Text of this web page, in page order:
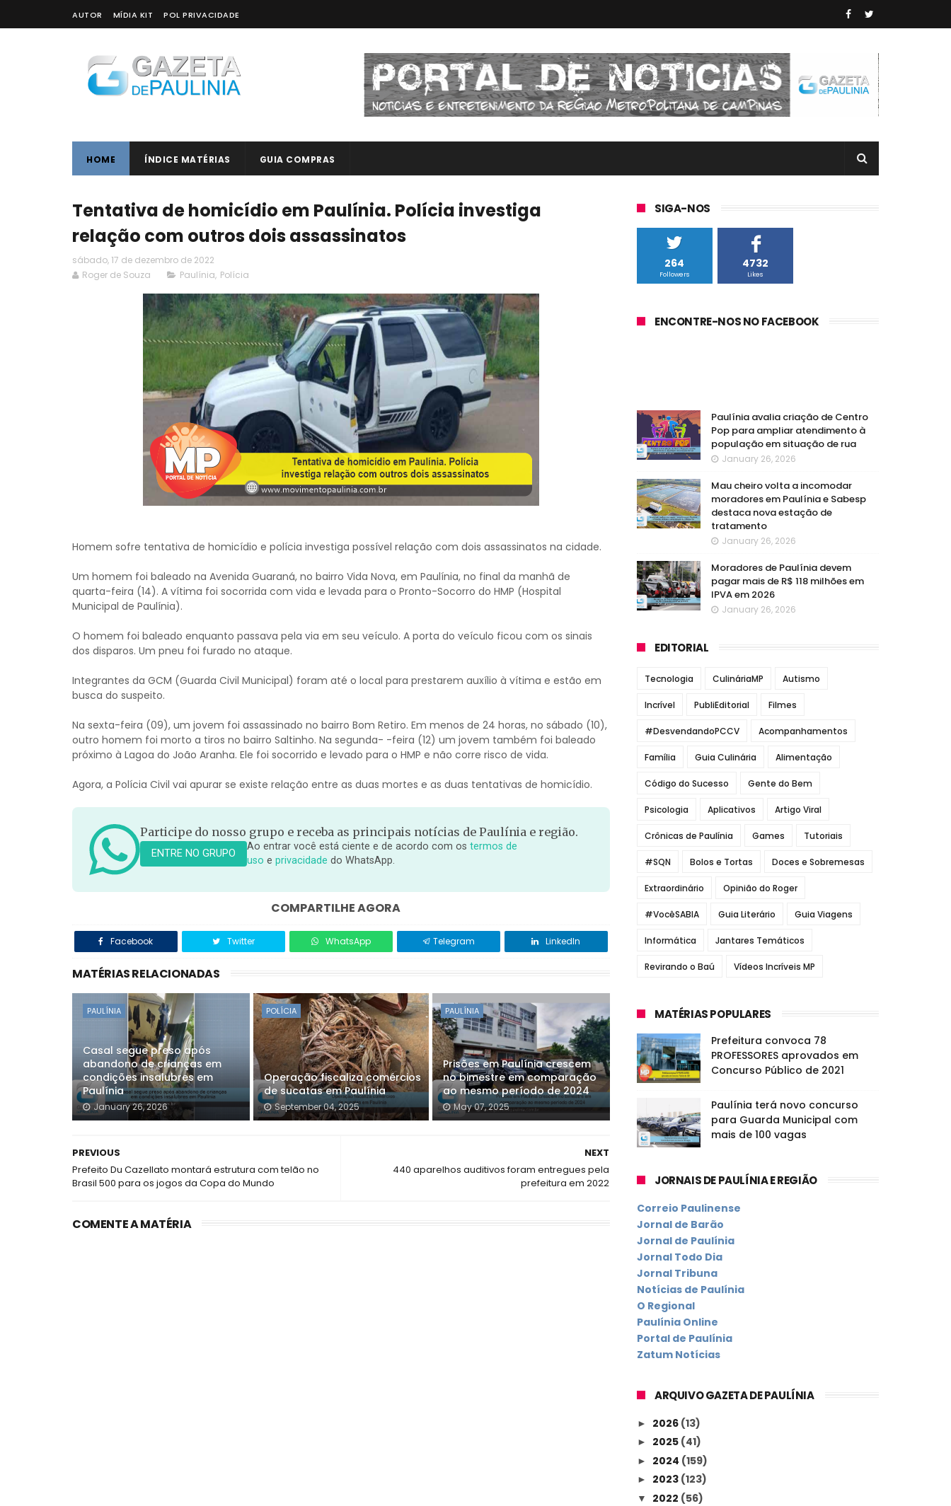
AUTOR MÍDIA KIT POL PRIVACIDADE
HOME ÍNDICE MATÉRIAS GUIA COMPRAS
Tentativa de homicídio em Paulínia. Polícia investiga
relação com outros dois assassinatos
sábado, 17 de dezembro de 2022
Roger de Souza
Paulínia, Polícia
Homem sofre tentativa de homicídio e polícia investiga possível relação com dois assassinatos na cidade.
Um homem foi baleado na Avenida Guaraná, no bairro Vida Nova, em Paulínia, no final da manhã de
quarta-feira (14). A vítima foi socorrida com vida e levada para o Pronto-Socorro do HMP (Hospital
Municipal de Paulínia).
O homem foi baleado enquanto passava pela via em seu veículo. A porta do veículo ficou com os sinais
dos disparos. Um pneu foi furado no ataque.
Integrantes da GCM (Guarda Civil Municipal) foram até o local para prestarem auxílio à vítima e estão em
busca do suspeito.
Na sexta-feira (09), um jovem foi assassinado no bairro Bom Retiro. Em menos de 24 horas, no sábado (10),
outro homem foi morto a tiros no bairro Saltinho. Na segunda- -feira (12) um jovem também foi baleado
próximo à Lagoa do João Aranha. Ele foi socorrido e levado para o HMP e não corre risco de vida.
Agora, a Polícia Civil vai apurar se existe relação entre as duas mortes e as duas tentativas de homicídio.
Participe do nosso grupo e receba as principais notícias de Paulínia e região.
ENTRE NO GRUPO
Ao entrar você está ciente e de acordo com os termos de
uso e privacidade do WhatsApp.
COMPARTILHE AGORA
Facebook Twitter WhatsApp Telegram LinkedIn
MATÉRIAS RELACIONADAS
PAULÍNIA
Casal segue preso após
abandono de crianças em
condições insalubres em
Paulínia
January 26, 2026
POLÍCIA
Operação fiscaliza comércios
de sucatas em Paulínia
September 04, 2025
PAULÍNIA
Prisões em Paulínia crescem
no bimestre em comparação
ao mesmo período de 2024
May 07, 2025
NEXT
440 aparelhos auditivos foram entregues pela
prefeitura em 2022
PREVIOUS
Prefeito Du Cazellato montará estrutura com telão no
Brasil 500 para os jogos da Copa do Mundo
COMENTE A MATÉRIA
SIGA-NOS
264
Followers
4732
Likes
ENCONTRE-NOS NO FACEBOOK
Paulínia avalia criação de Centro
Pop para ampliar atendimento à
população em situação de rua
January 26, 2026
Mau cheiro volta a incomodar
moradores em Paulínia e Sabesp
destaca nova estação de
tratamento
January 26, 2026
Moradores de Paulínia devem
pagar mais de R$ 118 milhões em
IPVA em 2026
January 26, 2026
EDITORIAL
Tecnologia CulináriaMP Autismo
Incrível PubliEditorial Filmes
#DesvendandoPCCV Acompanhamentos
Família Guia Culinária Alimentação
Código do Sucesso Gente do Bem
Psicologia Aplicativos Artigo Viral
Crônicas de Paulínia Games Tutoriais
#SQN Bolos e Tortas Doces e Sobremesas
Extraordinário Opinião do Roger
#VocêSABIA Guia Literário Guia Viagens
Informática Jantares Temáticos
Revirando o Baú Vídeos Incríveis MP
MATÉRIAS POPULARES
Prefeitura convoca 78
PROFESSORES aprovados em
Concurso Público de 2021
Paulínia terá novo concurso
para Guarda Municipal com
mais de 100 vagas
JORNAIS DE PAULÍNIA E REGIÃO
Correio Paulinense
Jornal de Barão
Jornal de Paulínia
Jornal Todo Dia
Jornal Tribuna
Notícias de Paulínia
O Regional
Paulínia Online
Portal de Paulínia
Zatum Notícias
ARQUIVO GAZETA DE PAULÍNIA
► 2026 (13)
► 2025 (41)
► 2024 (159)
► 2023 (123)
▼ 2022 (56)